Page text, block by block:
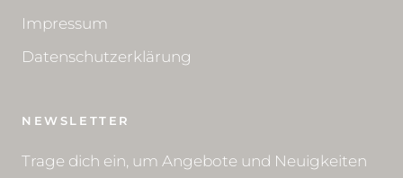
Impressum
Datenschutzerklärung
NEWSLETTER
Trage dich ein, um Angebote und Neuigkeiten